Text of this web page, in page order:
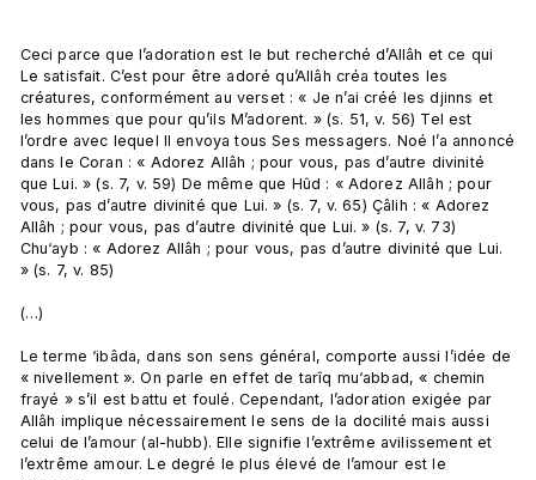
Ceci parce que l’adoration est le but recherché d’Allâh et ce qui
Le satisfait. C’est pour être adoré qu’Allâh créa toutes les
créatures, conformément au verset : « Je n’ai créé les djinns et
les hommes que pour qu’ils M’adorent. » (s. 51, v. 56) Tel est
l’ordre avec lequel Il envoya tous Ses messagers. Noé l’a annoncé
dans le Coran : « Adorez Allâh ; pour vous, pas d’autre divinité
que Lui. » (s. 7, v. 59) De même que Hûd : « Adorez Allâh ; pour
vous, pas d’autre divinité que Lui. » (s. 7, v. 65) Çâlih : « Adorez
Allâh ; pour vous, pas d’autre divinité que Lui. » (s. 7, v. 73)
Chu‘ayb : « Adorez Allâh ; pour vous, pas d’autre divinité que Lui.
» (s. 7, v. 85)
(…)
Le terme ‘ibâda, dans son sens général, comporte aussi l’idée de
« nivellement ». On parle en effet de tarîq mu‘abbad, « chemin
frayé » s’il est battu et foulé. Cependant, l’adoration exigée par
Allâh implique nécessairement le sens de la docilité mais aussi
celui de l’amour (al-hubb). Elle signifie l’extrême avilissement et
l’extrême amour. Le degré le plus élevé de l’amour est le